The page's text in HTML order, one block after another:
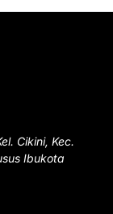
Cikini, Kec.
Ibukota